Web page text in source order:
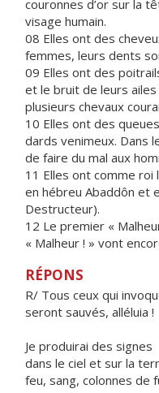
couronnes d’or sur la
visage humain.
08 Elles ont des
femmes, leurs dents
09 Elles ont des
et le bruit de leurs
plusieurs chevaux
10 Elles ont des
dards venimeux. Dans
de faire du mal aux
11 Elles ont comme roi
en hébreu Abaddôn et
Destructeur).
12 Le premier «
« Malheur ! » vont
RÉPONS
R/ Tous ceux qui
seront sauvés, alléluia !
Je produirai des signes
dans le ciel et sur la
feu, sang, colonnes de